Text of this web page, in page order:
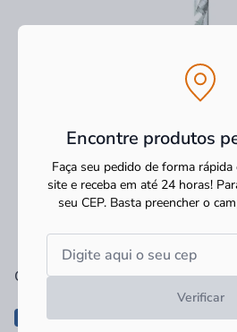
Encontre produtos
Faça seu pedido de forma
site e receba em até 24 horas!
seu CEP. Basta preencher o
Verificar
Os mais vendidos
-11%